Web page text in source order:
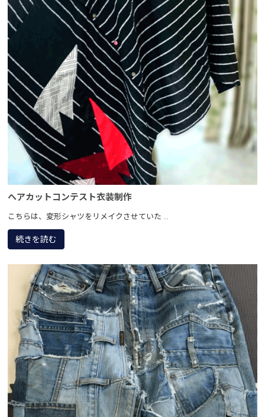
ヘアカットコンテスト衣装制作
こちらは、変形シャツをリメイクさせていた ...
続きを読む